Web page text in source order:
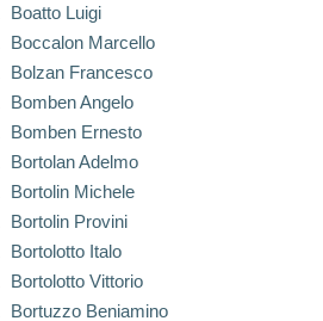
Boatto Luigi
Boccalon Marcello
Bolzan Francesco
Bomben Angelo
Bomben Ernesto
Bortolan Adelmo
Bortolin Michele
Bortolin Provini
Bortolotto Italo
Bortolotto Vittorio
Bortuzzo Beniamino